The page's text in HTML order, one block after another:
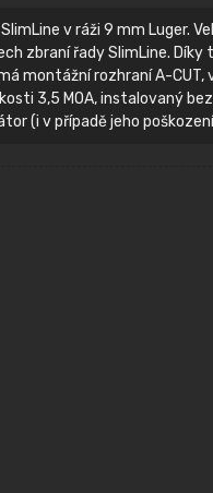
v ráži 9 mm Luger.
zbraní řady SlimLine. Díky
montážní rozhraní A-
3,5 MOA, instalovaný
(i v případě jeho